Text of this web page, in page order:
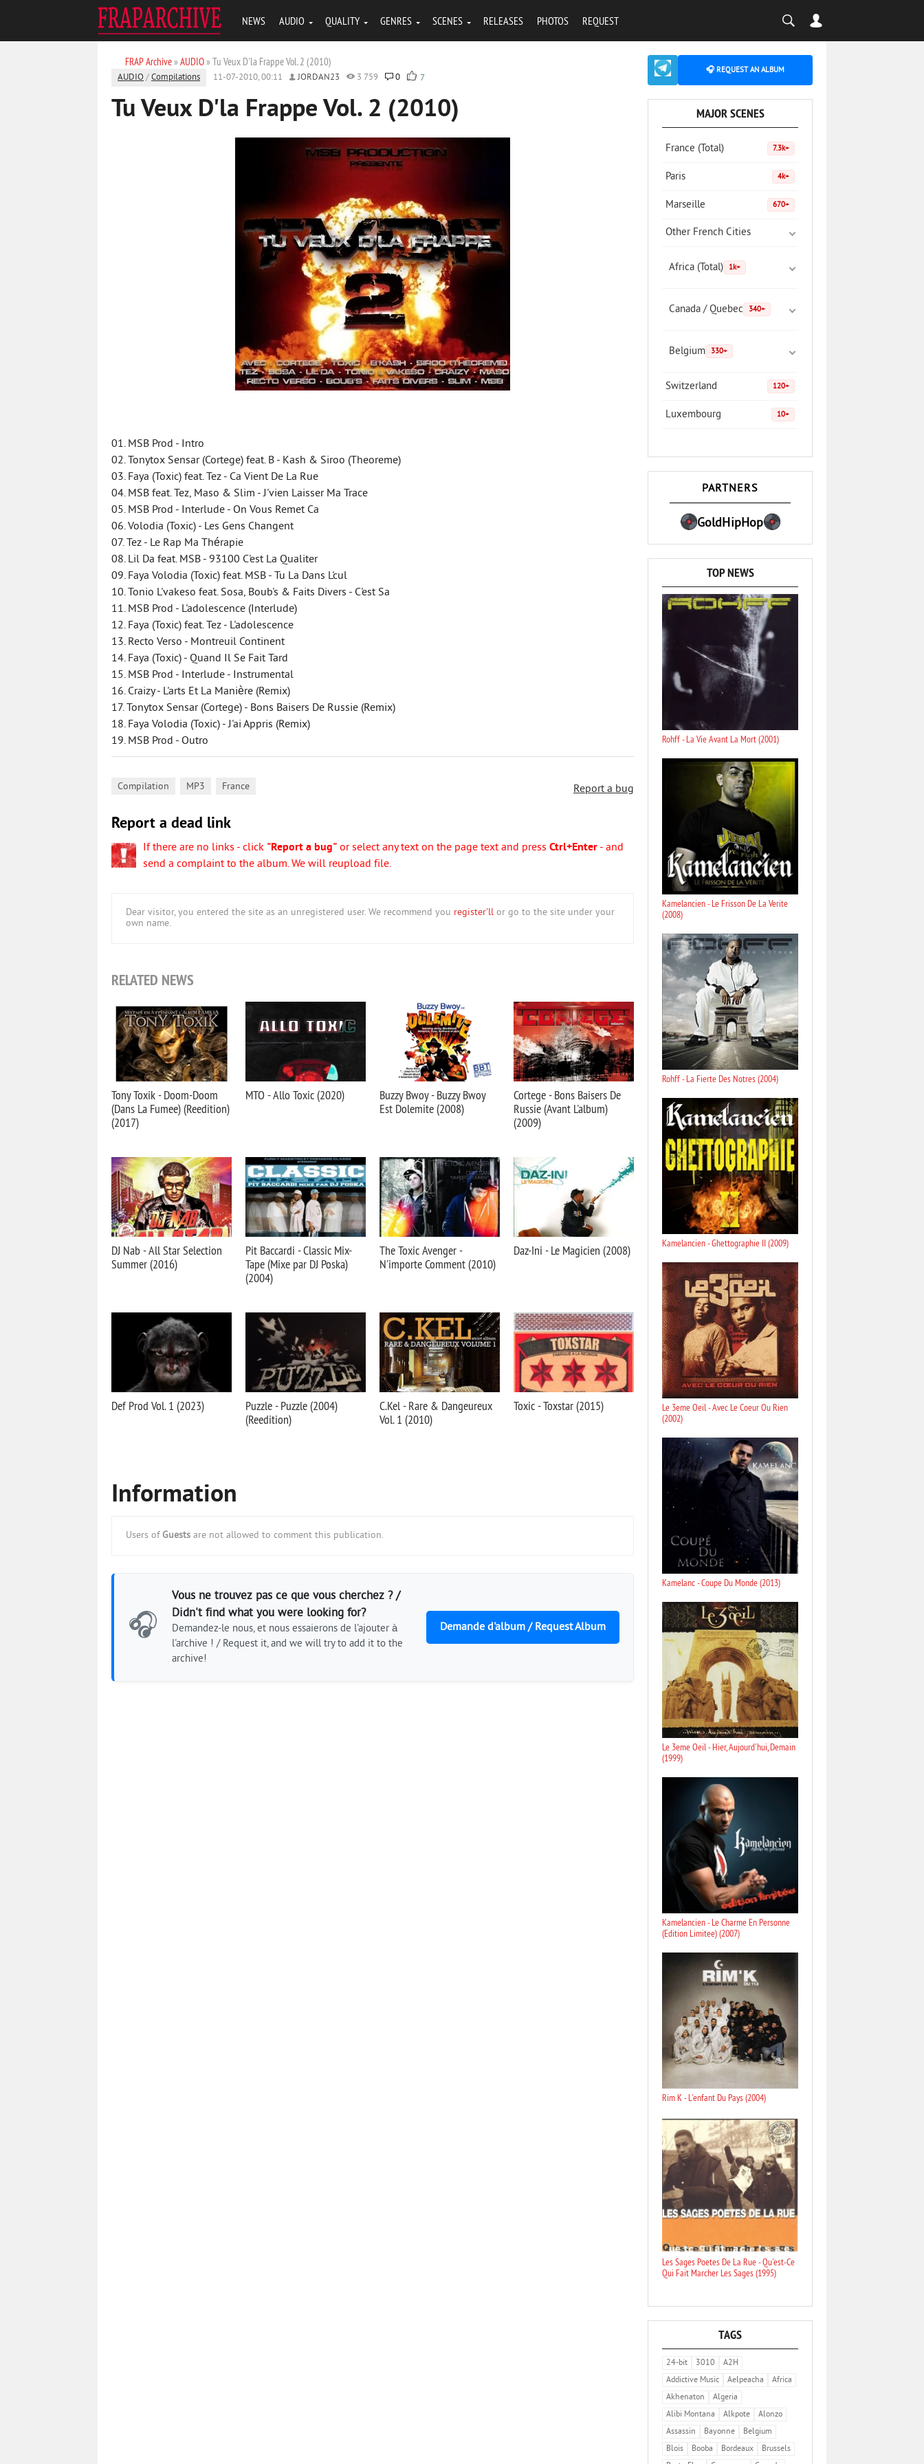
NEWS AUDIO QUALITY GENRES SCENES RELEASES PHOTOS REQUEST
FRAP Archive» AUDIO» Tu Veux D'la Frappe Vol. 2 (2010)
AUDIO /Compilations 11-07-2010, 00:11 JORDAN23 3 759 0 7
Tu Veux D'la Frappe Vol. 2 (2010)
01. MSB Prod - Intro
02. Tonytox Sensar (Cortege) feat. B - Kash & Siroo (Theoreme)
03. Faya (Toxic) feat. Tez - Ca Vient De La Rue
04. MSB feat. Tez, Maso & Slim - J'vien Laisser Ma Trace
05. MSB Prod - Interlude - On Vous Remet Ca
06. Volodia (Toxic) - Les Gens Changent
07. Tez - Le Rap Ma Thérapie
08. Lil Da feat. MSB - 93100 C'est La Qualiter
09. Faya Volodia (Toxic) feat. MSB - Tu La Dans L'cul
10. Tonio L'vakeso feat. Sosa, Boub's & Faits Divers - C'est Sa
11. MSB Prod - L'adolescence (Interlude)
12. Faya (Toxic) feat. Tez - L'adolescence
13. Recto Verso - Montreuil Continent
14. Faya (Toxic) - Quand Il Se Fait Tard
15. MSB Prod - Interlude - Instrumental
16. Craizy - L'arts Et La Manière (Remix)
17. Tonytox Sensar (Cortege) - Bons Baisers De Russie (Remix)
18. Faya Volodia (Toxic) - J'ai Appris (Remix)
19. MSB Prod - Outro
Report a bug
Compilation MP3 France
Report a dead link
If there are no links - click "Report a bug" or select any text on the page text and press Ctrl+Enter - and
send a complaint to the album. We will reupload file.
Dear visitor, you entered the site as an unregistered user. We recommend you register'll or go to the site under your
own name.
RELATED NEWS
Tony Toxik - Doom-Doom
(Dans La Fumee) (Reedition)
(2017)
MTO - Allo Toxic (2020)
Buzzy Bwoy - Buzzy Bwoy
Est Dolemite (2008)
Cortege - Bons Baisers De
Russie (Avant L'album)
(2009)
DJ Nab - All Star Selection
Summer (2016)
Pit Baccardi - Classic Mix-
Tape (Mixe par DJ Poska)
(2004)
The Toxic Avenger -
N'importe Comment (2010)
Daz-Ini - Le Magicien (2008)
Def Prod Vol. 1 (2023)
Puzzle - Puzzle (2004)
(Reedition)
C.Kel - Rare & Dangeureux
Vol. 1 (2010)
Toxic - Toxstar (2015)
Information
Users of Guests are not allowed to comment this publication.
🎧
Vous ne trouvez pas ce que vous cherchez ? /
Didn't find what you were looking for?
Demandez-le nous, et nous essaierons de l'ajouter à
l'archive ! / Request it, and we will try to add it to the
archive!
Demande d'album / Request Album
🎧 REQUEST AN ALBUM
MAJOR SCENES
France (Total) 7.3k+
Paris 4k+
Marseille 670+
Other French Cities
Africa (Total) 1k+
Canada / Quebec 340+
Belgium 330+
Switzerland 120+
Luxembourg 10+
PARTNERS
GoldHipHop
TOP NEWS
Rohff - La Vie Avant La Mort (2001)
Kamelancien - Le Frisson De La Verite
(2008)
Rohff - La Fierte Des Notres (2004)
Kamelancien - Ghettographie II (2009)
Le 3eme Oeil - Avec Le Coeur Ou Rien
(2002)
Kamelanc - Coupe Du Monde (2013)
Le 3eme Oeil - Hier, Aujourd'hui, Demain
(1999)
Kamelancien - Le Charme En Personne
(Edition Limitee) (2007)
Rim K - L'enfant Du Pays (2004)
Les Sages Poetes De La Rue - Qu'est-Ce
Qui Fait Marcher Les Sages (1995)
TAGS
24-bit 3010
A2H
Addictive Music
Aelpeacha
Africa
Akhenaton
Algeria
Alibi Montana
Alkpote
Alonzo
Assassin
Bayonne
Belgium
Blois
Booba Bordeaux
Brussels